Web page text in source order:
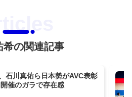
希の関連記事
石川真佑ら日本勢がAVC表彰
催のガラで存在感